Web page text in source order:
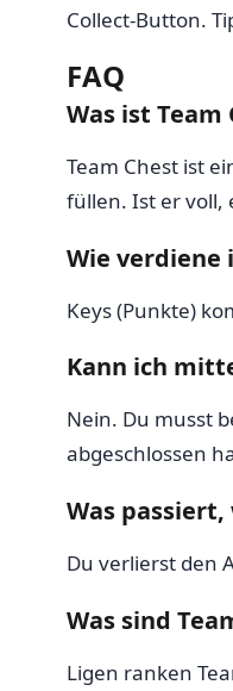
Collect-Button.
FAQ
Was ist Team
Team Chest ist
füllen. Ist er voll,
Wie verdiene
Keys (Punkte)
Kann ich
Nein. Du musst
abgeschlossen
Was
Du verlierst den
Was sind
Ligen ranken